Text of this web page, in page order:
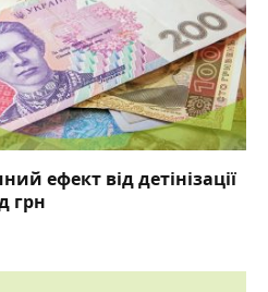
ефект від детінізації
грн